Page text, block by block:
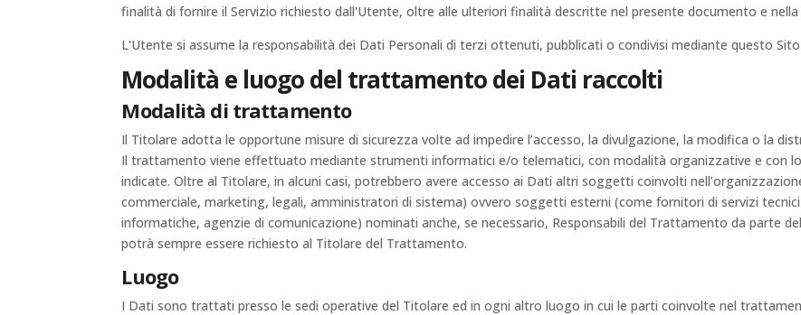
finalità di fornire il Servizio richiesto dall'Utente, oltre alle ulteriori finalità descritte nel presente documento e nella
L'Utente si assume la responsabilità dei Dati Personali di terzi ottenuti, pubblicati o condivisi mediante questo Sito
Modalità e luogo del trattamento dei Dati raccolti
Modalità di trattamento
Il Titolare adotta le opportune misure di sicurezza volte ad impedire l’accesso, la divulgazione, la modifica o la
Il trattamento viene effettuato mediante strumenti informatici e/o telematici, con modalità organizzative e con
indicate. Oltre al Titolare, in alcuni casi, potrebbero avere accesso ai Dati altri soggetti coinvolti
commerciale, marketing, legali, amministratori di sistema) ovvero soggetti esterni (come fornitori di servizi
informatiche, agenzie di comunicazione) nominati anche, se necessario, Responsabili del Trattamento da parte
potrà sempre essere richiesto al Titolare del Trattamento.
Luogo
I Dati sono trattati presso le sedi operative del Titolare ed in ogni altro luogo in cui le parti coinvolte nel